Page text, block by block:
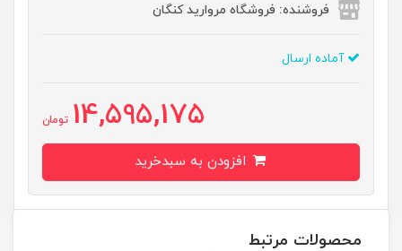
فروشنده: فروشگاه مروارید کنگان
آماده ارسال
14,595,175 تومان
محصولات مرتبط